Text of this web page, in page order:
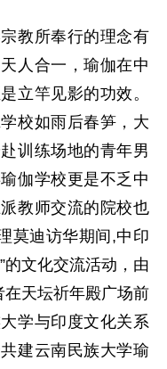
教所奉行的理念有
人合一，瑜伽在中
立竿见影的功效。
校如雨后春笋，大
训练场地的青年男
伽学校更是不乏中
教师交流的院校也
莫迪访华期间,中印
的文化交流活动，由
天坛祈年殿广场前
学与印度文化关系
建云南民族大学瑜